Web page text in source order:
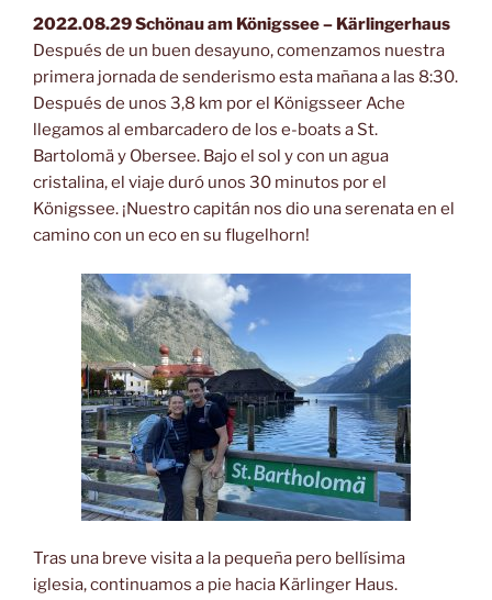
2022.08.29 Schönau am Königssee – Kärlingerhaus
Después de un buen desayuno, comenzamos nuestra
primera jornada de senderismo esta mañana a las 8:30.
Después de unos 3,8 km por el Königsseer Ache
llegamos al embarcadero de los e-boats a St.
Bartolomä y Obersee. Bajo el sol y con un agua
cristalina, el viaje duró unos 30 minutos por el
Königssee. ¡Nuestro capitán nos dio una serenata en el
camino con un eco en su flugelhorn!
Tras una breve visita a la pequeña pero bellísima
iglesia, continuamos a pie hacia Kärlinger Haus.